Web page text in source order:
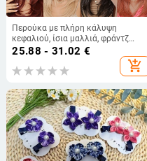
Περούκα με πλήρη κάλυψη
κεφαλιού, ίσια μαλλιά, φράντζ
τύπου οκτώ χαρακτήρων,
ινώματα, ευρωπαϊκό-αμερικάνικο
25.88 - 31.02 €
add_shopping_cart